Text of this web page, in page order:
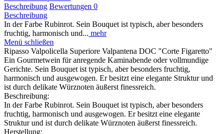
Beschreibung Bewertungen 0
Beschreibung
In der Farbe Rubinrot. Sein Bouquet ist typisch, aber besonders
fruchtig, harmonisch und... mehr
Menü schließen
Ripasso Valpolicella Superiore Valpantena DOC "Corte Figaretto"
Ein Gourmetwein für anregende Kaminabende oder vollmundige
Gerichte. Sein Bouquet ist typisch, aber besonders fruchtig,
harmonisch und ausgewogen. Er besitzt eine elegante Struktur und
ist durch delikate Würznoten äußerst finessreich.
Beschreibung:
In der Farbe Rubinrot. Sein Bouquet ist typisch, aber besonders
fruchtig, harmonisch und ausgewogen. Er besitzt eine elegante
Struktur und ist durch delikate Würznoten äußerst finessreich.
Herstellung: